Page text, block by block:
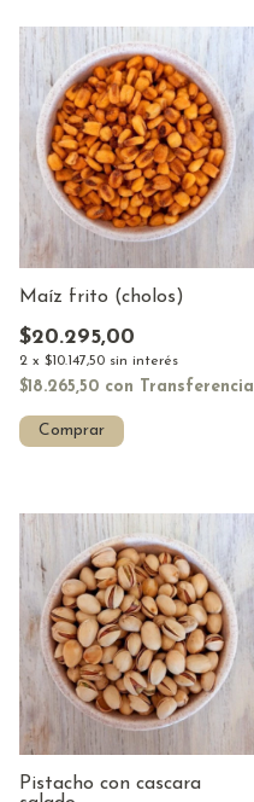
Maíz frito (cholos)
$20.295,00
2 x $10.147,50 sin interés
$18.265,50 con Transferencia
Comprar
Pistacho con cascara